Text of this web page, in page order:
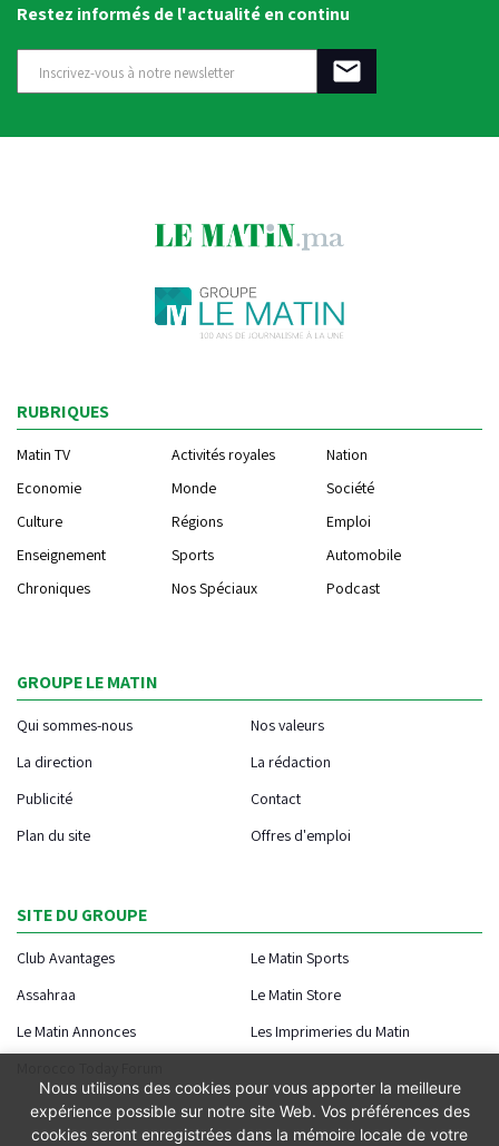
Restez informés de l'actualité en continu
RUBRIQUES
Matin TV Activités royales
Nation
Economie
Monde
Société
Culture
Régions
Emploi
Enseignement
Sports
Automobile
Chroniques
Nos Spéciaux Podcast
GROUPE LE MATIN
Qui sommes-nous
Nos valeurs
La direction
La rédaction
Publicité
Contact
Plan du site
Offres d'emploi
SITE DU GROUPE
Club Avantages
Le Matin Sports
Assahraa
Le Matin Store
Le Matin Annonces
Les Imprimeries du Matin
Nous utilisons des cookies pour vous apporter la meilleure
expérience possible sur notre site Web. Vos préférences des
cookies seront enregistrées dans la mémoire locale de votre